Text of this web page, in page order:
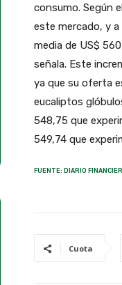
consumo. Según
este mercado, y
media de US$
señala. Este
ya que su oferta
eucaliptos
548,75 que
549,74 que
FUENTE: DIARIO
Cuota